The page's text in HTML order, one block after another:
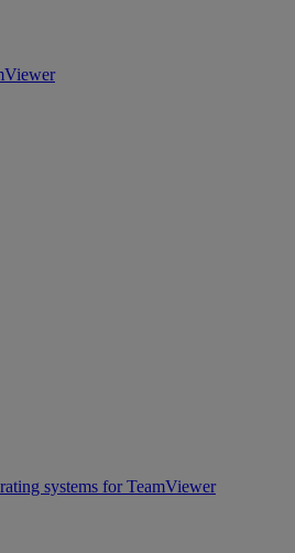
systems for TeamViewer